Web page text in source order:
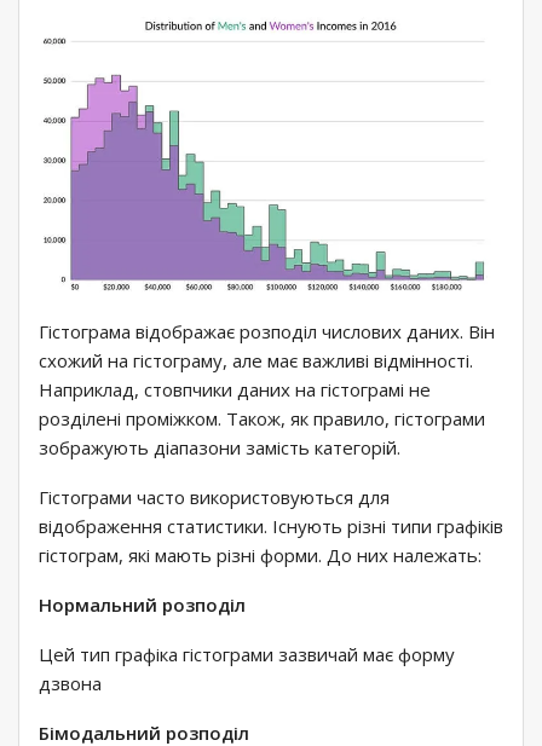
Гістограма відображає розподіл числових даних. Він
схожий на гістограму, але має важливі відмінності.
Наприклад, стовпчики даних на гістограмі не
розділені проміжком. Також, як правило, гістограми
зображують діапазони замість категорій.
Гістограми часто використовуються для
відображення статистики. Існують різні типи графіків
гістограм, які мають різні форми. До них належать:
Нормальний розподіл
Цей тип графіка гістограми зазвичай має форму
дзвона
Бімодальний розподіл